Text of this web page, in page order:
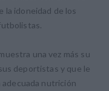
la idoneidad de los
una vez más su
deportistas y que le
adecuada nutrición